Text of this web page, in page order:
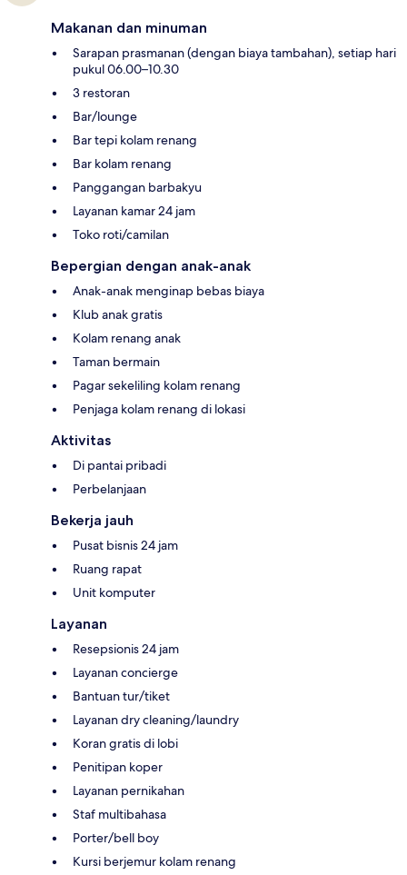
Makanan dan minuman
Sarapan prasmanan (dengan biaya tambahan), setiap hari
pukul 06.00–10.30
3 restoran
Bar/lounge
Bar tepi kolam renang
Bar kolam renang
Panggangan barbakyu
Layanan kamar 24 jam
Toko roti/camilan
Bepergian dengan anak-anak
Anak-anak menginap bebas biaya
Klub anak gratis
Kolam renang anak
Taman bermain
Pagar sekeliling kolam renang
Penjaga kolam renang di lokasi
Aktivitas
Di pantai pribadi
Perbelanjaan
Bekerja jauh
Pusat bisnis 24 jam
Ruang rapat
Unit komputer
Layanan
Resepsionis 24 jam
Layanan concierge
Bantuan tur/tiket
Layanan dry cleaning/laundry
Koran gratis di lobi
Penitipan koper
Layanan pernikahan
Staf multibahasa
Porter/bell boy
Kursi berjemur kolam renang